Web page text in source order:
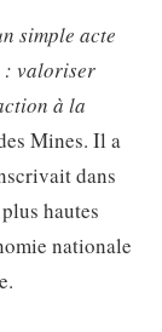
simple acte
: valoriser
à la
Mines. Il a
dans
hautes
nationale